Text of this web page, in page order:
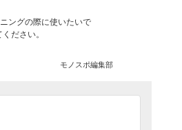
ングの際に使いたいで
ださい。
モノスポ編集部